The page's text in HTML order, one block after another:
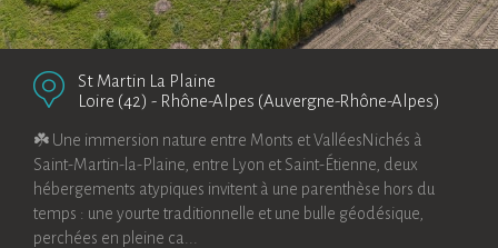
St Martin La Plaine
Loire (42) - Rhône-Alpes (Auvergne-Rhône-Alpes)
☘️ Une immersion nature entre Monts et ValléesNichés à
Saint-Martin-la-Plaine, entre Lyon et Saint-Étienne, deux
hébergements atypiques invitent à une parenthèse hors du
temps : une yourte traditionnelle et une bulle géodésique,
perchées en pleine ca...